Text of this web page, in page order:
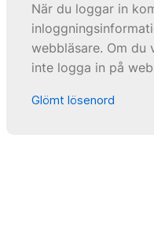
När du loggar in
webbläsare. Om du
inte logga in på
Glömt lösenord